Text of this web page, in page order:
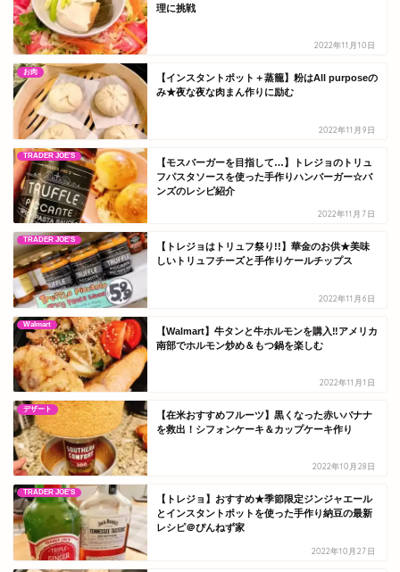
理に挑戦
2022年11月10日
お肉
【インスタントポット＋蒸籠】粉はAll purposeの
み★夜な夜な肉まん作りに励む
2022年11月9日
TRADER JOE'S
【モスバーガーを目指して…】トレジョのトリュ
フパスタソースを使った手作りハンバーガー☆バ
ンズのレシピ紹介
2022年11月7日
TRADER JOE'S
【トレジョはトリュフ祭り!!】華金のお供★美味
しいトリュフチーズと手作りケールチップス
2022年11月6日
Walmart
【Walmart】牛タンと牛ホルモンを購入‼アメリカ
南部でホルモン炒め＆もつ鍋を楽しむ
2022年11月1日
デザート
【在米おすすめフルーツ】黒くなった赤いバナナ
を救出！シフォンケーキ＆カップケーキ作り
2022年10月28日
TRADER JOE'S
【トレジョ】おすすめ★季節限定ジンジャエール
とインスタントポットを使った手作り納豆の最新
レシピ＠ぴんねず家
2022年10月27日